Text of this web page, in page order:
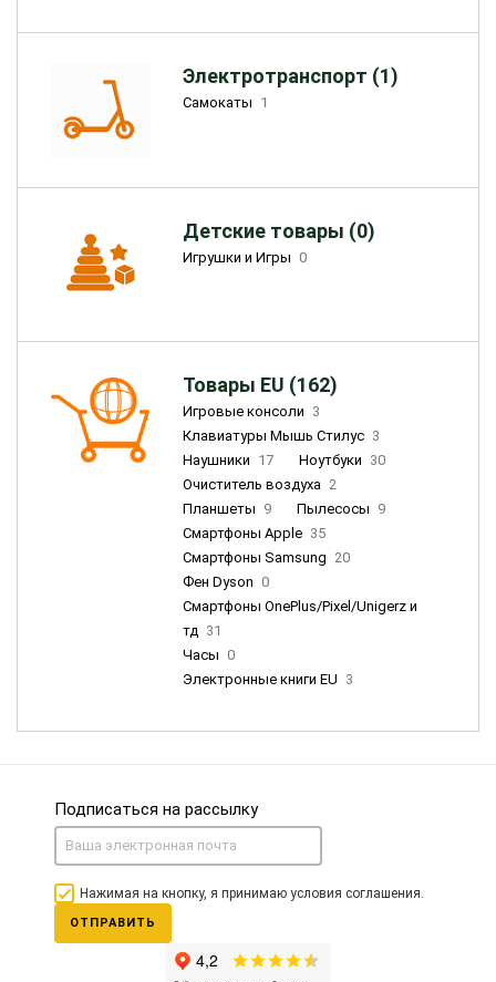
Электротранспорт (1)
Самокаты 1
Детские товары (0)
Игрушки и Игры 0
Товары EU (162)
Игровые консоли 3
Клавиатуры Мышь Стилус 3
Наушники 17 Ноутбуки 30
Очиститель воздуха 2
Планшеты 9 Пылесосы 9
Смартфоны Apple 35
Смартфоны Samsung 20
Фен Dyson 0
Смартфоны OnePlus/Pixel/Unigerz и
тд 31
Часы 0
Электронные книги EU 3
Подписаться на рассылку
Нажимая на кнопку, я принимаю условия соглашения.
ОТПРАВИТЬ